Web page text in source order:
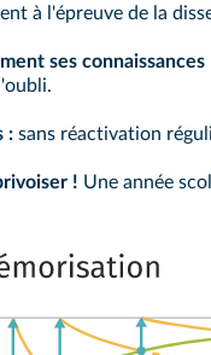
à l'épreuve de la
ses connaissances
: sans réactivation
! Une année